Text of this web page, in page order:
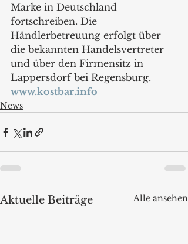
Marke in Deutschland
fortschreiben. Die
Händlerbetreuung erfolgt über
die bekannten Handelsvertreter
und über den Firmensitz in
Lappersdorf bei Regensburg.
www.kostbar.info
News
Aktuelle Beiträge Alle ansehen